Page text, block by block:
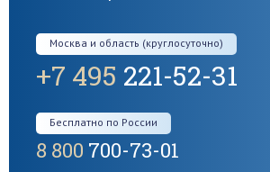
Москва и область (круглосуточно)
+7 495 221-52-31
Бесплатно по России
8 800 700-73-01